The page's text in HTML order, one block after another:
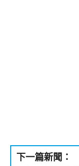
下一篇新聞：